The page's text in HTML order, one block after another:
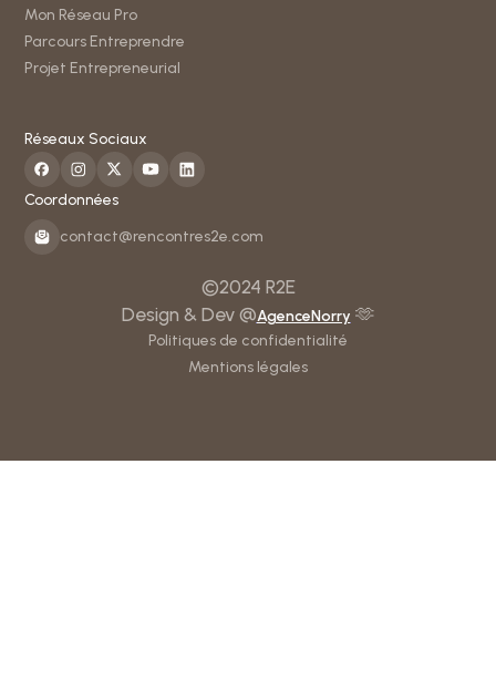
Mon Réseau Pro
Parcours Entreprendre
Projet Entrepreneurial
Réseaux Sociaux
Coordonnées
contact@rencontres2e.com
©2024 R2E
Design & Dev @AgenceNorry 🫶
Politiques de confidentialité
Mentions légales